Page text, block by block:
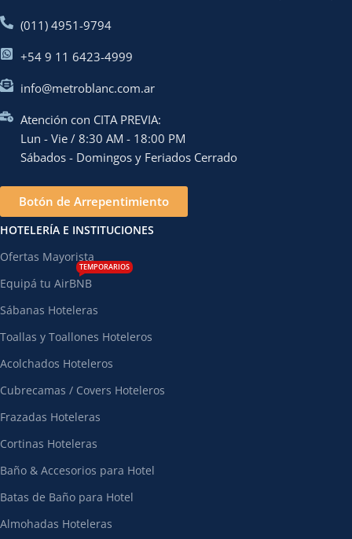
(011) 4951-9794
+54 9 11 6423-4999
info@metroblanc.com.ar
Atención con CITA PREVIA:
Lun - Vie / 8:30 AM - 18:00 PM
Sábados - Domingos y Feriados Cerrado
Botón de Arrepentimiento
HOTELERÍA E INSTITUCIONES
Ofertas Mayorista
Equipá tu AirBNB
TEMPORARIOS
Sábanas Hoteleras
Toallas y Toallones Hoteleros
Acolchados Hoteleros
Cubrecamas / Covers Hoteleros
Frazadas Hoteleras
Cortinas Hoteleras
Baño & Accesorios para Hotel
Batas de Baño para Hotel
Almohadas Hoteleras